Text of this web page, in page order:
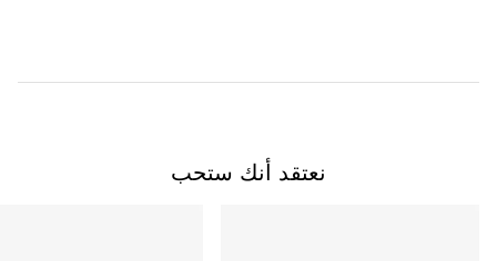
نعتقد أنك ستحب